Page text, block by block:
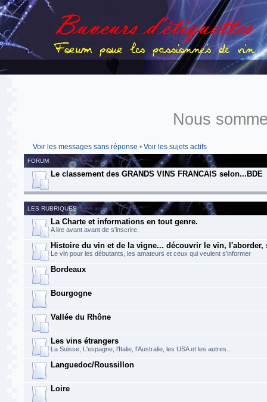
Nous
Voir les messages sans réponse • Voir les sujets actifs
FORUM
Le classement des GRANDS VINS FRANCAIS selon...BDE
LES RUBRIQUES
La Charte et informations en tout genre.
A lire avant avant de s'inscrire.
Histoire du vin et de la vigne... découvrir le vin, l'aborder,
Le vin pour les débutants, les amateurs et ceux qui veulent s'informer
Bordeaux
Bourgogne
Vallée du Rhône
Les vins étrangers
La Suisse, L'espagne, l'Italie, l'Australie, les USA et les autres...
Languedoc/Roussillon
Loire